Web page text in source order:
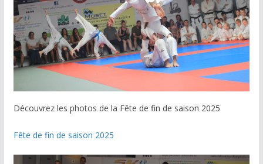
Découvrez les photos de la Fête de fin de saison 2025
Fête de fin de saison 2025